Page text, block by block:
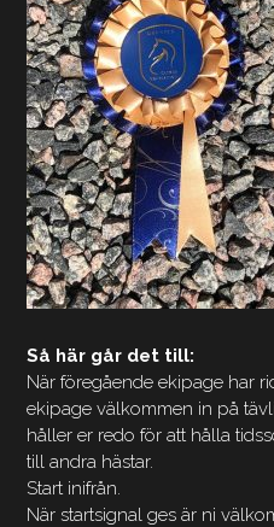
Så här går det till:
När föregående ekipage har
ekipage välkommen in på
håller er redo för att hålla
till andra hästar.
Start inifrån.
När startsignal ges är ni